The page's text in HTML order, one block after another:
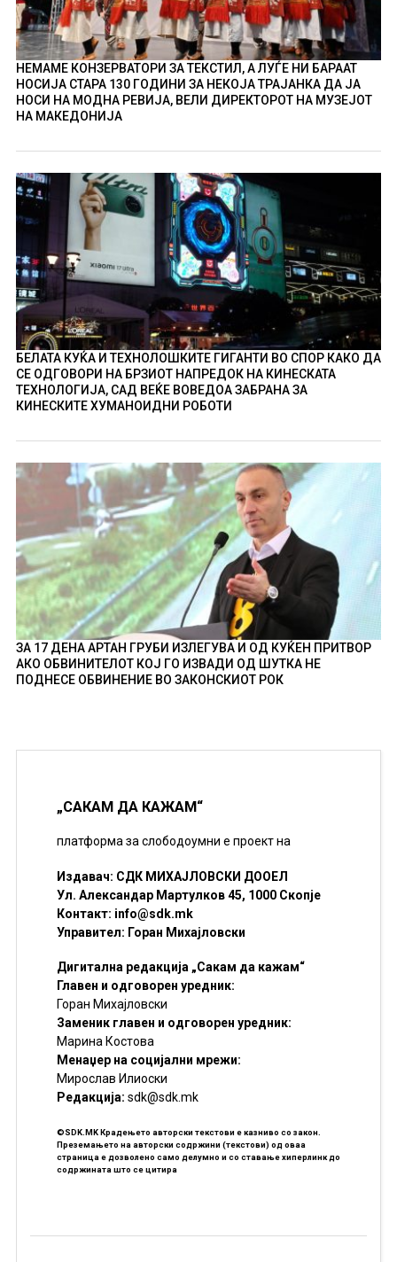
НЕМАМЕ КОНЗЕРВАТОРИ ЗА ТЕКСТИЛ, А ЛУЃЕ НИ БАРААТ
НОСИЈА СТАРА 130 ГОДИНИ ЗА НЕКОЈА ТРАЈАНКА ДА ЈА
НОСИ НА МОДНА РЕВИЈА, ВЕЛИ ДИРЕКТОРОТ НА МУЗЕЈОТ
НА МАКЕДОНИЈА
БЕЛАТА КУЌА И ТЕХНОЛОШКИТЕ ГИГАНТИ ВО СПОР КАКО ДА
СЕ ОДГОВОРИ НА БРЗИОТ НАПРЕДОК НА КИНЕСКАТА
ТЕХНОЛОГИЈА, САД ВЕЌЕ ВОВЕДОА ЗАБРАНА ЗА
КИНЕСКИТЕ ХУМАНОИДНИ РОБОТИ
ЗА 17 ДЕНА АРТАН ГРУБИ ИЗЛЕГУВА И ОД КУЌЕН ПРИТВОР
АКО ОБВИНИТЕЛОТ КОЈ ГО ИЗВАДИ ОД ШУТКА НЕ
ПОДНЕСЕ ОБВИНЕНИЕ ВО ЗАКОНСКИОТ РОК
„САКАМ ДА КАЖАМ“
платформа за слободоумни е проект на
Издавач: СДК МИХАЈЛОВСКИ ДООЕЛ
Ул. Александар Мартулков 45, 1000 Скопје
Контакт: info@sdk.mk
Управител: Горан Михајловски
Дигитална редакција „Сакам да кажам“
Главен и одговорен уредник:
Горан Михајловски
Заменик главен и одговорен уредник:
Марина Костова
Менаџер на социјални мрежи:
Мирослав Илиоски
Редакцијa: sdk@sdk.mk
©SDK.MK Крадењето авторски текстови е казниво со закон.
Преземањето на авторски содржини (текстови) од оваа
страница е дозволено само делумно и со ставање хиперлинк до
содржината што се цитира